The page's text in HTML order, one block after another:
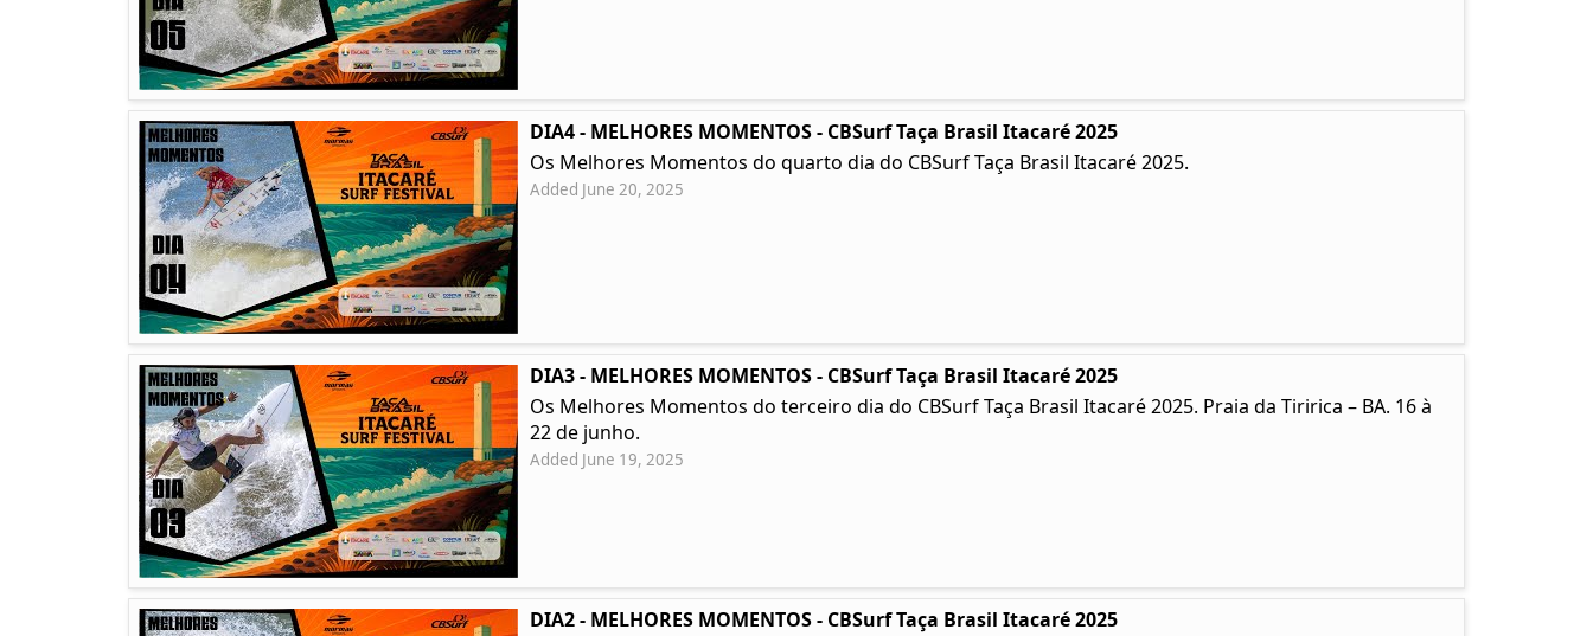
DIA4 - MELHORES MOMENTOS - CBSurf Taça Brasil Itacaré 2025
Os Melhores Momentos do quarto dia do CBSurf Taça Brasil Itacaré 2025.
Added June 20, 2025
DIA3 - MELHORES MOMENTOS - CBSurf Taça Brasil Itacaré 2025
Os Melhores Momentos do terceiro dia do CBSurf Taça Brasil Itacaré 2025. Praia da Tiririca – BA. 16 à
22 de junho.
Added June 19, 2025
DIA2 - MELHORES MOMENTOS - CBSurf Taça Brasil Itacaré 2025